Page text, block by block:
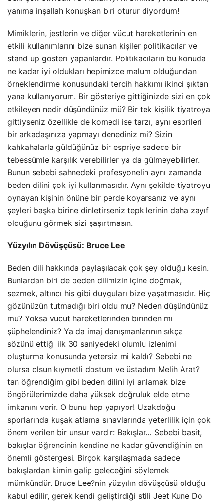
yanıma inşallah konuşkan biri oturur diyordum!
Mimiklerin, jestlerin ve diğer vücut hareketlerinin en
etkili kullanımlarını bize sunan kişiler politikacılar ve
stand up gösteri yapanlardır. Politikacıların bu konuda
ne kadar iyi oldukları hepimizce malum olduğundan
örneklendirme konusundaki tercih hakkımı ikinci şıktan
yana kullanıyorum. Bir gösteriye gittiğinizde sizi en çok
etkileyen nedir düşündünüz mü? Bir tek kişilik tiyatroya
gittiyseniz özellikle de komedi ise tarzı, aynı esprileri
bir arkadaşınıza yapmayı denediniz mi? Sizin
kahkahalarla güldüğünüz bir espriye sadece bir
tebessümle karşılık verebilirler ya da gülmeyebilirler.
Bunun sebebi sahnedeki profesyonelin aynı zamanda
beden dilini çok iyi kullanmasıdır. Aynı şekilde tiyatroyu
oynayan kişinin önüne bir perde koyarsanız ve aynı
şeyleri başka birine dinletirseniz tepkilerinin daha zayıf
olduğunu görmek sizi şaşırtmasın.
Yüzyılın Dövüşçüsü: Bruce Lee
Beden dili hakkında paylaşılacak çok şey olduğu kesin.
Bunlardan biri de beden dilimizin içine doğmak,
sezmek, altıncı his gibi duyguları bize yaşatmasıdır. Hiç
gözünüzün tutmadığı biri oldu mu? Neden düşündünüz
mü? Yoksa vücut hareketlerinden birinden mi
şüphelendiniz? Ya da imaj danışmanlarının sıkça
sözünü ettiği ilk 30 saniyedeki olumlu izlenimi
oluşturma konusunda yetersiz mi kaldı? Sebebi ne
olursa olsun kıymetli dostum ve üstadım Melih Arat?
tan öğrendiğim gibi beden dilini iyi anlamak bize
öngörülerimizde daha yüksek doğruluk elde etme
imkanını verir. O bunu hep yapıyor! Uzakdoğu
sporlarında kuşak atlama sınavlarında yeterlilik için çok
önem verilen bir unsur vardır: Bakışlar… Sebebi basit,
bakışlar öğrencinin kendine ne kadar güvendiğinin en
önemli göstergesi. Birçok karşılaşmada sadece
bakışlardan kimin galip geleceğini söylemek
mümkündür. Bruce Lee?nin yüzyılın dövüşçüsü olduğu
kabul edilir, gerek kendi geliştirdiği stili Jeet Kune Do